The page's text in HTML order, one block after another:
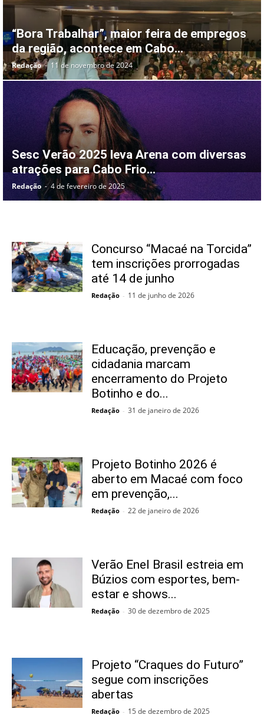
“Bora Trabalhar”, maior feira de empregos
da região, acontece em Cabo...
Redação - 11 de novembro de 2024
Sesc Verão 2025 leva Arena com diversas
atrações para Cabo Frio...
Redação - 4 de fevereiro de 2025
Concurso “Macaé na Torcida”
tem inscrições prorrogadas
até 14 de junho
Redação - 11 de junho de 2026
Educação, prevenção e
cidadania marcam
encerramento do Projeto
Botinho e do...
Redação - 31 de janeiro de 2026
Projeto Botinho 2026 é
aberto em Macaé com foco
em prevenção,...
Redação - 22 de janeiro de 2026
Verão Enel Brasil estreia em
Búzios com esportes, bem-
estar e shows...
Redação - 30 de dezembro de 2025
Projeto “Craques do Futuro”
segue com inscrições
abertas
Redação - 15 de dezembro de 2025